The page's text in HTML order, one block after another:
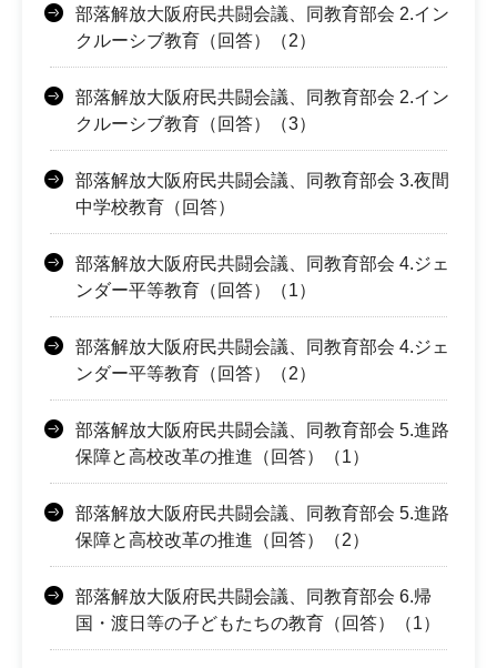
部落解放大阪府民共闘会議、同教育部会 2.イン
クルーシブ教育（回答）（2）
部落解放大阪府民共闘会議、同教育部会 2.イン
クルーシブ教育（回答）（3）
部落解放大阪府民共闘会議、同教育部会 3.夜間
中学校教育（回答）
部落解放大阪府民共闘会議、同教育部会 4.ジェ
ンダー平等教育（回答）（1）
部落解放大阪府民共闘会議、同教育部会 4.ジェ
ンダー平等教育（回答）（2）
部落解放大阪府民共闘会議、同教育部会 5.進路
保障と高校改革の推進（回答）（1）
部落解放大阪府民共闘会議、同教育部会 5.進路
保障と高校改革の推進（回答）（2）
部落解放大阪府民共闘会議、同教育部会 6.帰
国・渡日等の子どもたちの教育（回答）（1）